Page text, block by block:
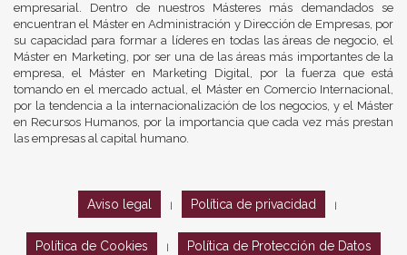
empresarial. Dentro de nuestros Másteres más demandados se
encuentran el Máster en Administración y Dirección de Empresas, por
su capacidad para formar a líderes en todas las áreas de negocio, el
Máster en Marketing, por ser una de las áreas más importantes de la
empresa, el Máster en Marketing Digital, por la fuerza que está
tomando en el mercado actual, el Máster en Comercio Internacional,
por la tendencia a la internacionalización de los negocios, y el Máster
en Recursos Humanos, por la importancia que cada vez más prestan
las empresas al capital humano.
Aviso legal Política de privacidad
Política de Cookies Política de Protección de Datos